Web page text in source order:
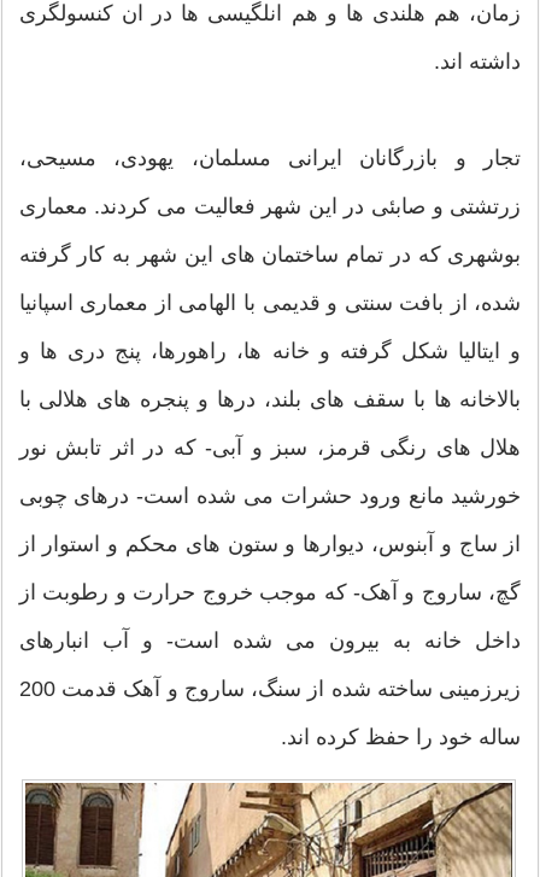
زمان، هم هلندی ها و هم انلگیسی ها در ان کنسولگری
داشته اند.
تجار و بازرگانان ایرانی مسلمان، یهودی، مسیحی،
زرتشتی و صابئی در این شهر فعالیت می کردند. معماری
بوشهری که در تمام ساختمان های این شهر به کار گرفته
شده، از بافت سنتی و قدیمی با الهامی از معماری اسپانیا
و ایتالیا شکل گرفته و خانه ها، راهورها، پنج دری ها و
بالاخانه ها با سقف های بلند، درها و پنجره های هلالی با
هلال های رنگی قرمز، سبز و آبی- که در اثر تابش نور
خورشید مانع ورود حشرات می شده است- درهای چوبی
از ساج و آبنوس، دیوارها و ستون های محکم و استوار از
گچ، ساروج و آهک- که موجب خروج حرارت و رطوبت از
داخل خانه به بیرون می شده است- و آب انبارهای
زیرزمینی ساخته شده از سنگ، ساروج و آهک قدمت 200
ساله خود را حفظ کرده اند.